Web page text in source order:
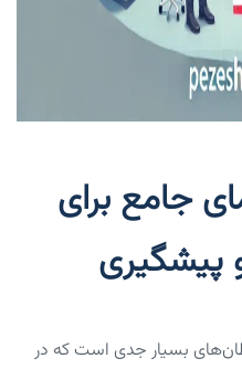
جامع برای
بسیار جدی است که در